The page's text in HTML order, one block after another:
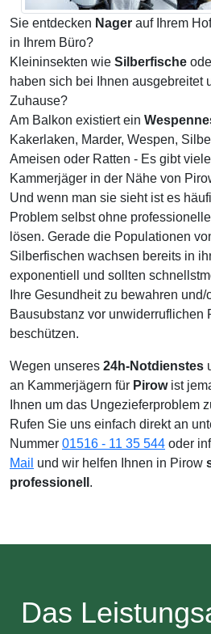
Sie entdecken Nager auf Ihrem
in Ihrem Büro?
Kleininsekten wie Silberfische
haben sich bei Ihnen ausgebreitet
Zuhause?
Am Balkon existiert ein
Kakerlaken, Marder, Wespen,
Ameisen oder Ratten - Es gibt
Kammerjäger in der Nähe von
Und wenn man sie sieht ist es
Problem selbst ohne
lösen. Gerade die Populationen
Silberfischen wachsen bereits in
exponentiell und sollten
Ihre Gesundheit zu bewahren
Bausubstanz vor unwiderruflichen
beschützen.
Wegen unseres 24h-Notdienstes
an Kammerjägern für Pirowist
Ihnen um das Ungezieferproblem
Rufen Sie uns einfach direkt an
Nummer 01516 - 11 35 544 oder
Mail und wir helfen Ihnen in Pirow
professionell .
Das